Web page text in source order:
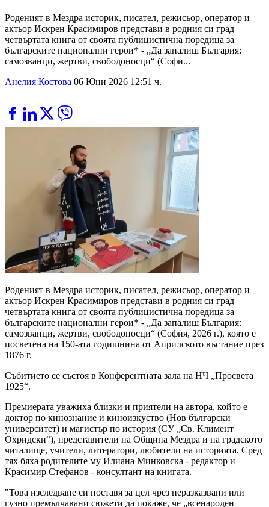
Роденият в Мездра историк, писател, режисьор, оператор и
актьор Искрен Красимиров представи в родния си град
четвъртата книга от своята публицистична поредица за
българските национални герои* - „Да запалиш България:
самозванци, жертви, свободоносци“ (Софи...
Анелия Костова 06 Юни 2026 12:51 ч.
Роденият в Мездра историк, писател, режисьор, оператор и
актьор Искрен Красимиров представи в родния си град
четвъртата книга от своята публицистична поредица за
българските национални герои* - „Да запалиш България:
самозванци, жертви, свободоносци“ (София, 2026 г.), която е
посветена на 150-ата годишнина от Априлското въстание през
1876 г.
Събитието се състоя в Конферентната зала на НЧ „Просвета
1925“.
Премиерата уважиха близки и приятели на автора, който е
доктор по кинознание и киноизкуство (Нов български
университет) и магистър по история (СУ „Св. Климент
Охридски“), представители на Община Мездра и на градското
читалище, учители, литератори, любители на историята. Сред
тях бяха родителите му Илиана Минковска - редактор и
Красимир Стефанов - консултант на книгата.
"Това изследване си поставя за цел чрез неразказвани или
гузно премълчавани сюжети да покаже, че „всенароден